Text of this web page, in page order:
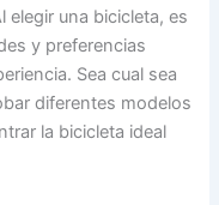
elegir una bicicleta, es
y preferencias
Sea cual sea
diferentes modelos
la bicicleta ideal